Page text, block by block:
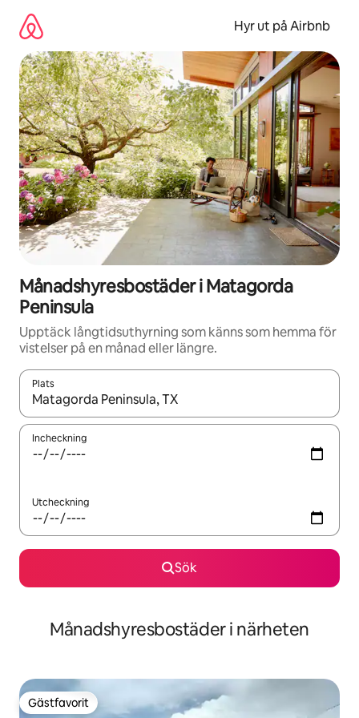
innehåll
Hyr ut på Airbnb
Månadshyresbostäder i Matagorda
Peninsula
Upptäck långtidsuthyrning som känns som hemma för
vistelser på en månad eller längre.
Plats
När resultaten är tillgängliga kan du navigera med upp- och
Incheckning
Utcheckning
Sök
Månadshyresbostäder i närheten
Gästfavorit
Gästfavorit